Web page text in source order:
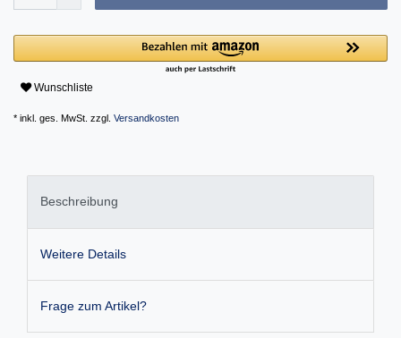
Wunschliste
* inkl. ges. MwSt. zzgl. Versandkosten
Beschreibung
Weitere Details
Frage zum Artikel?